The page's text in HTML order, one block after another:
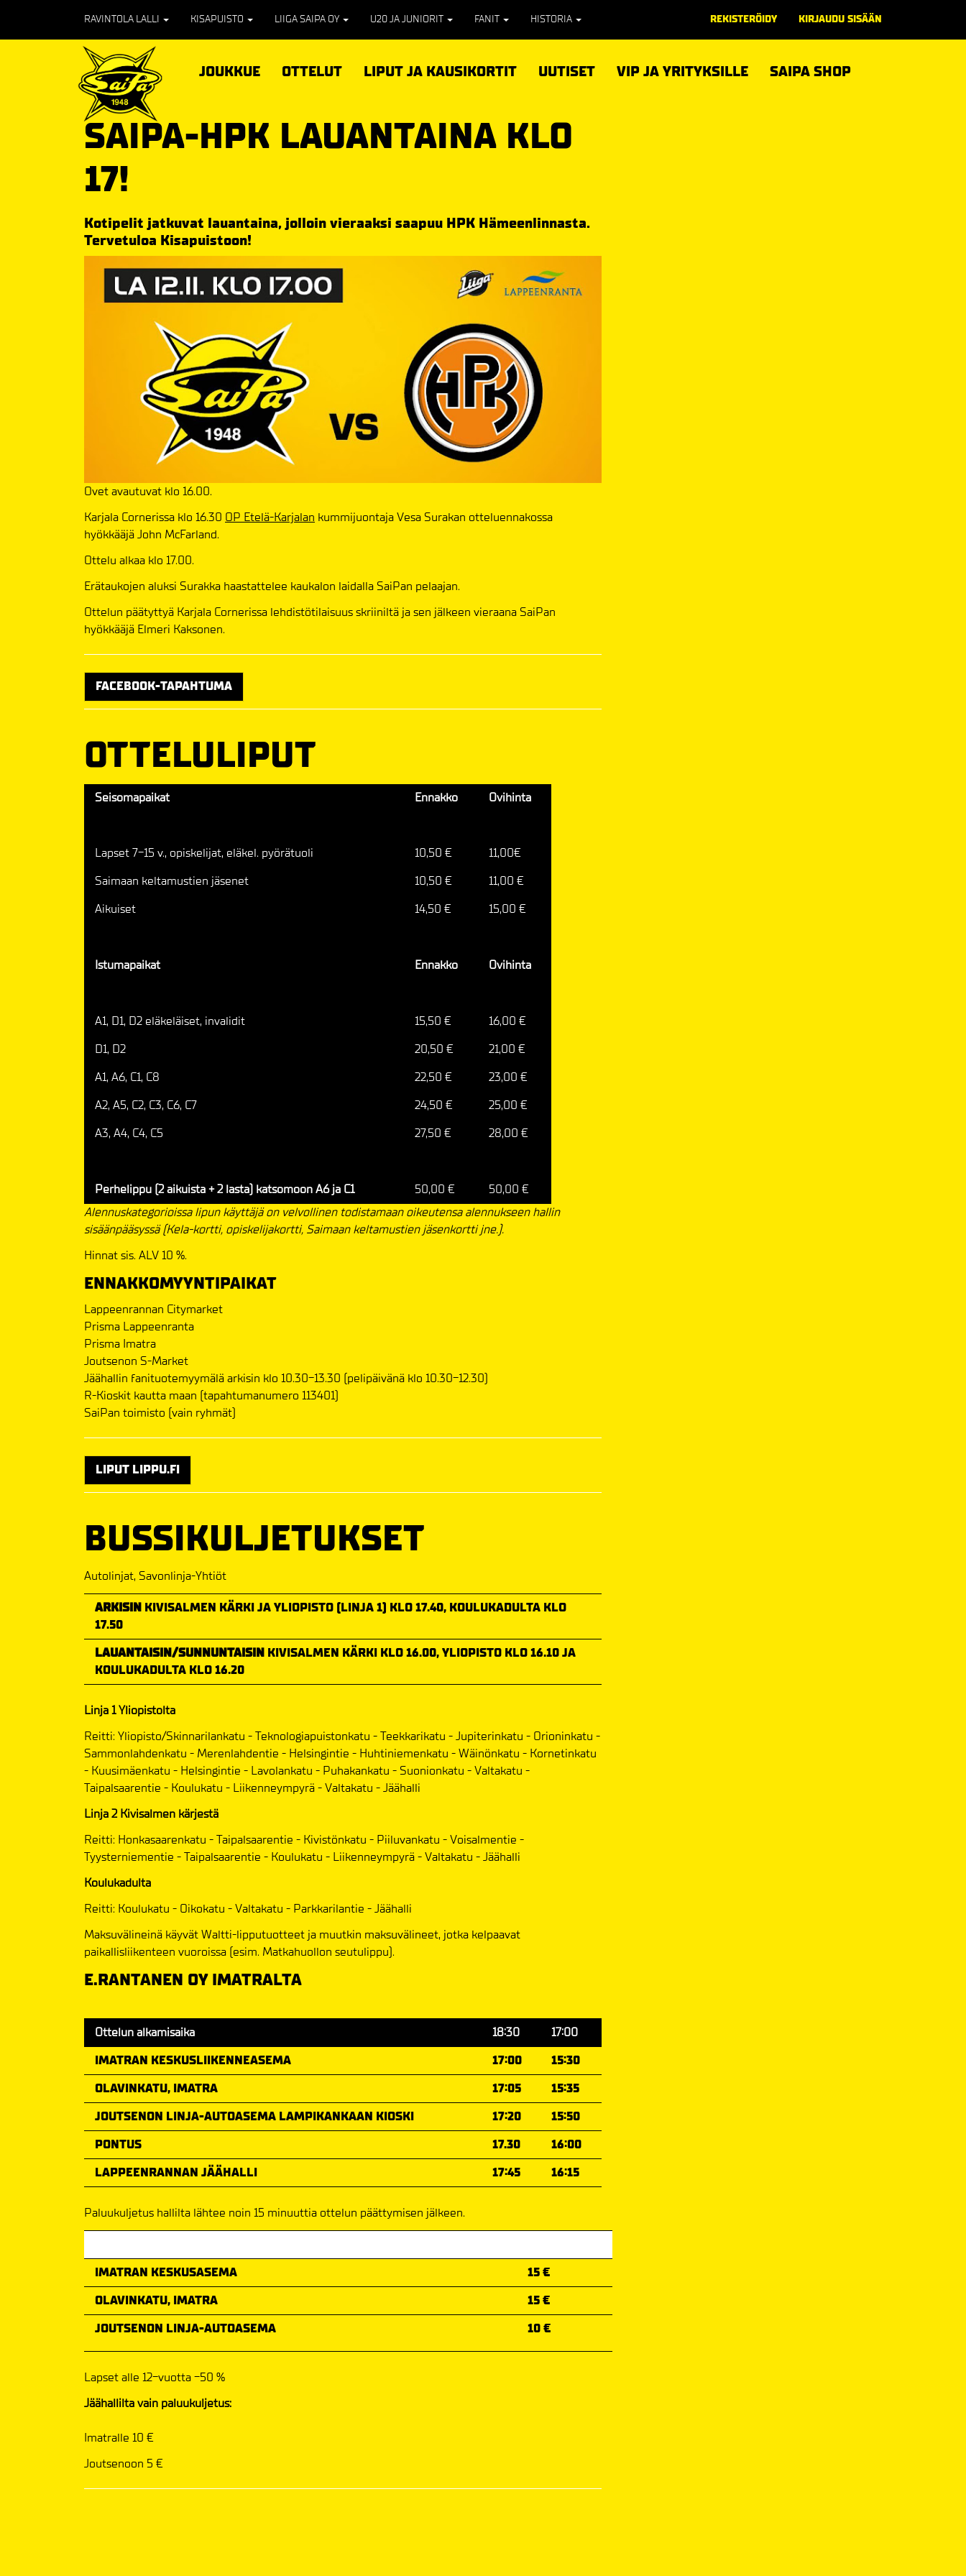
RAVINTOLA LALLI KISAPUISTO LIIGA SAIPA OY U20 JA JUNIORIT FANIT HISTORIA REKISTERÖIDY KIRJAUDU SISÄÄN
JOUKKUE OTTELUT LIPUT JA KAUSIKORTIT UUTISET VIP JA YRITYKSILLE SAIPA SHOP
SAIPA-HPK LAUANTAINA KLO
17!
Kotipelit jatkuvat lauantaina, jolloin vieraaksi saapuu HPK Hämeenlinnasta.
Tervetuloa Kisapuistoon!
Ovet avautuvat klo 16.00.
Karjala Cornerissa klo 16.30 OP Etelä-Karjalan kummijuontaja Vesa Surakan otteluennakossa
hyökkääjä John McFarland.
Ottelu alkaa klo 17.00.
Erätaukojen aluksi Surakka haastattelee kaukalon laidalla SaiPan pelaajan.
Ottelun päätyttyä Karjala Cornerissa lehdistötilaisuus skriiniltä ja sen jälkeen vieraana SaiPan
hyökkääjä Elmeri Kaksonen.
FACEBOOK-TAPAHTUMA
OTTELULIPUT
Seisomapaikat Ennakko Ovihinta
Lapset 7-15 v., opiskelijat, eläkel. pyörätuoli 10,50 €
11,00€
Saimaan keltamustien jäsenet
10,50 €
11,00 €
Aikuiset
14,50 € 15,00 €
Istumapaikat Ennakko Ovihinta
A1, D1, D2 eläkeläiset, invalidit 15,50 €
16,00 €
D1, D2
20,50 €
21,00 €
A1, A6, C1, C8
22,50 €
23,00 €
A2, A5, C2, C3, C6, C7
24,50 €
25,00 €
A3, A4, C4, C5
27,50 € 28,00 €
Perhelippu (2 aikuista + 2 lasta) katsomoon A6 ja C1 50,00 €
50,00 €
Alennuskategorioissa lipun käyttäjä on velvollinen todistamaan oikeutensa alennukseen hallin
sisäänpääsyssä (Kela-kortti, opiskelijakortti, Saimaan keltamustien jäsenkortti jne.).
Hinnat sis. ALV 10 %.
ENNAKKOMYYNTIPAIKAT
Lappeenrannan Citymarket
Prisma Lappeenranta
Prisma Imatra
Joutsenon S-Market
Jäähallin fanituotemyymälä arkisin klo 10.30-13.30 (pelipäivänä klo 10.30-12.30)
R-Kioskit kautta maan (tapahtumanumero 113401)
SaiPan toimisto (vain ryhmät)
LIPUT LIPPU.FI
BUSSIKULJETUKSET
Autolinjat, Savonlinja-Yhtiöt
ARKISIN KIVISALMEN KÄRKI JA YLIOPISTO (LINJA 1) KLO 17.40, KOULUKADULTA KLO
17.50
LAUANTAISIN/SUNNUNTAISIN KIVISALMEN KÄRKI KLO 16.00, YLIOPISTO KLO 16.10 JA
KOULUKADULTA KLO 16.20
Linja 1 Yliopistolta
Reitti: Yliopisto/Skinnarilankatu - Teknologiapuistonkatu - Teekkarikatu - Jupiterinkatu - Orioninkatu -
Sammonlahdenkatu - Merenlahdentie - Helsingintie - Huhtiniemenkatu - Wäinönkatu - Kornetinkatu
- Kuusimäenkatu - Helsingintie - Lavolankatu - Puhakankatu - Suonionkatu - Valtakatu -
Taipalsaarentie - Koulukatu - Liikenneympyrä - Valtakatu - Jäähalli
Linja 2 Kivisalmen kärjestä
Reitti: Honkasaarenkatu - Taipalsaarentie - Kivistönkatu - Piiluvankatu - Voisalmentie -
Tyysterniementie - Taipalsaarentie - Koulukatu - Liikenneympyrä - Valtakatu - Jäähalli
Koulukadulta
Reitti: Koulukatu - Oikokatu - Valtakatu - Parkkarilantie - Jäähalli
Maksuvälineinä käyvät Waltti-lipputuotteet ja muutkin maksuvälineet, jotka kelpaavat
paikallisliikenteen vuoroissa (esim. Matkahuollon seutulippu).
E.RANTANEN OY IMATRALTA
Ottelun alkamisaika 18:30
17:00
IMATRAN KESKUSLIIKENNEASEMA
17:00
15:30
OLAVINKATU, IMATRA
17:05
15:35
JOUTSENON LINJA-AUTOASEMA LAMPIKANKAAN KIOSKI
17:20
15:50
PONTUS
17.30
16:00
LAPPEENRANNAN JÄÄHALLI
17:45 16:15
Paluukuljetus hallilta lähtee noin 15 minuuttia ottelun päättymisen jälkeen.
IMATRAN KESKUSASEMA
15 €
OLAVINKATU, IMATRA
15 €
JOUTSENON LINJA-AUTOASEMA
10 €
Lapset alle 12-vuotta -50 %
Jäähallilta vain paluukuljetus:
Imatralle 10 €
Joutsenoon 5 €